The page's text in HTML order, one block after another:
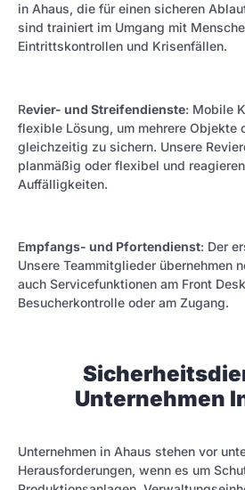
in Ahaus, die für einen sicheren
sind trainiert im Umgang mit
Eintrittskontrollen und Krisenfällen.
Revier- und Streifendienste: Mobile
flexible Lösung, um mehrere Objekte
gleichzeitig zu sichern. Unsere
planmäßig oder flexibel und
Auffälligkeiten.
Empfangs- und Pfortendienst: Der
Unsere Teammitglieder übernehmen
auch Servicefunktionen am Front
Besucherkontrolle oder am Zugang.
Unternehmen
Unternehmen in Ahaus stehen vor
Herausforderungen, wenn es um